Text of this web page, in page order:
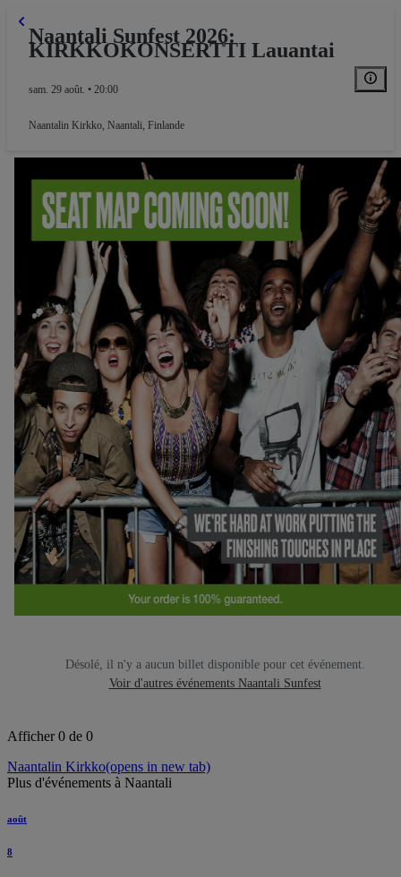
Naantali Sunfest 2026:
KIRKKOKONSERTTI Lauantai
sam. 29 août. • 20:00
Naantalin Kirkko, Naantali, Finlande
Désolé, il n'y a aucun billet disponible pour cet événement.
Voir d'autres événements Naantali Sunfest
Afficher 0 de 0
Naantalin Kirkko(opens in new tab)
Plus d'événements à Naantali
août
8